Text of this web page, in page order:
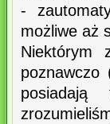
-
możliwe aż
Niektórym
poznawczo